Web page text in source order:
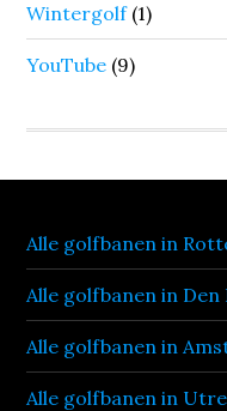
Wintergolf(1)
YouTube (9)
Alle golfbanen in
Alle golfbanen in
Alle golfbanen in
Alle golfbanen in